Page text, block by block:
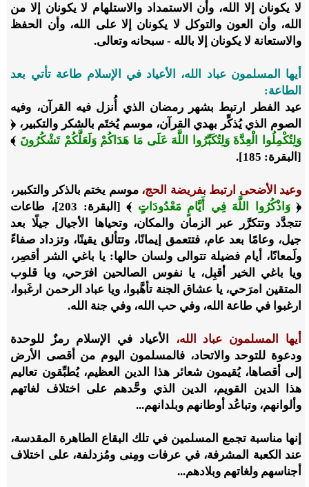
لا يكونان إلا الله، وأن الاستمداد والاستلهام لا يكونان إلا من
الله، وأن العون والتوكل لا يكونان إلا على الله، وأن الحفظ
والاستعانة لا يكونان إلا بالله - سبحانه وتعالى.
أيها المسلمون عباد الله، الأعياد في الإسلام طاعة تأتي بعد
الطاعة:
عيد الفطر ارتبط بشهر رمضان الذي أُنزل فيه القرآن، وفيه
الصوم الذي يُذكِّر بهدي القرآن، موسم يُختَم بالشكر والتكبير، ﴿
وَلِتُكْمِلُوا الْعِدَّةَ وَلِتُكَبِّرُوا اللَّهَ عَلَى مَا هَدَاكُمْ وَلَعَلَّكُمْ تَشْكُرُونَ ﴾
[البقرة: 185].
وعيد الأضحى ارتبط بفريضة الحج، موسم يختم بالذكر والتكبير،
﴿وَاذْكُرُوا اللَّهَ فِي أَيَّامٍ مَعْدُودَاتٍ
﴾ [البقرة: 203]، طاعات
تتجدَّد وتتكرَّر عبر الزمان والمكان، وتحياها الأجيال جيلًا بعد
جيل، وعامًا بعد عام، فتتعمق إيمانًا، وتتألق يقينًا، وتزداد صفاءً
ولَمعانًا، أيام فضيلة تتوالى ولسان حالها: يا باغي الشر أقصِر،
ويا باغي الخير أقبِل، يا نفوس الصالحين افرَحي، ويا قلوب
المتقين امرَحي، يا عشاق الجنة تأهَّبوا، ويا عباد الرحمن ارغَبوا،
ارغبوا في طاعة الله، وفي حب الله، وفي جنة الله.
أيها المسلمون عباد الله، الأعياد في الإسلام رمزٌ للوحدة
ودعوة للتوحد والاتحاد، فالمسلمون اليوم من أقصى الأرض
إلى أقصاها، يُقيمون شعائر هذا الدين العظيم، يُطبِّقون تعاليم
هذا الدين القويم، الدين الذي وحَّدهم على اختلاف لغاتهم
وألوانهم، وتباعُد أوطانهم وبلدانهم...
إنها مناسبة تجمع المسلمين في تلك البقاع الطاهرة المقدسة،
عند الكعبة المشرفة، في عرفات ومِنى ومُزدلفة، على اختلاف
أجناسهم ولغاتهم وبلادهم...